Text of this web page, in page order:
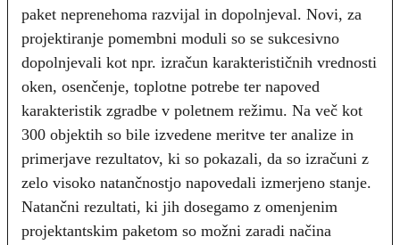
paket neprenehoma razvijal in dopolnjeval. Novi, za
projektiranje pomembni moduli so se sukcesivno
dopolnjevali kot npr. izračun karakterističnih vrednosti
oken, osenčenje, toplotne potrebe ter napoved
karakteristik zgradbe v poletnem režimu. Na več kot
300 objektih so bile izvedene meritve ter analize in
primerjave rezultatov, ki so pokazali, da so izračuni z
zelo visoko natančnostjo napovedali izmerjeno stanje.
Natančni rezultati, ki jih dosegamo z omenjenim
projektantskim paketom so možni zaradi načina